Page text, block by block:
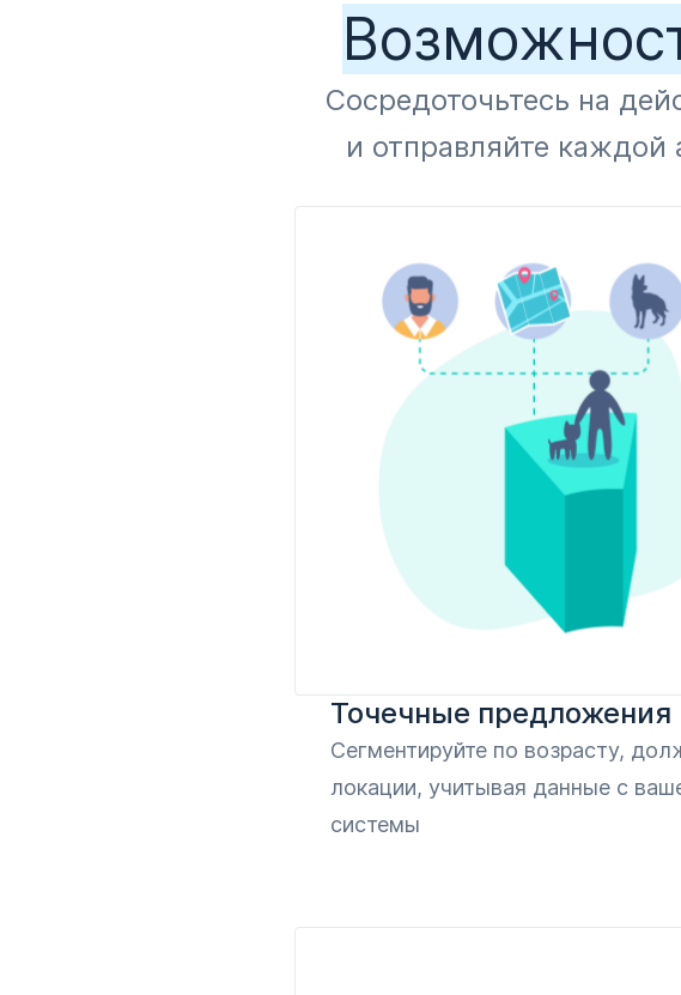
Сосредоточьтесь на
и отправляйте каждой
Точечные предложения
Сегментируйте по возрасту,
локации, учитывая данные с
системы